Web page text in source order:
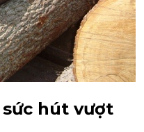
sức hút vượt